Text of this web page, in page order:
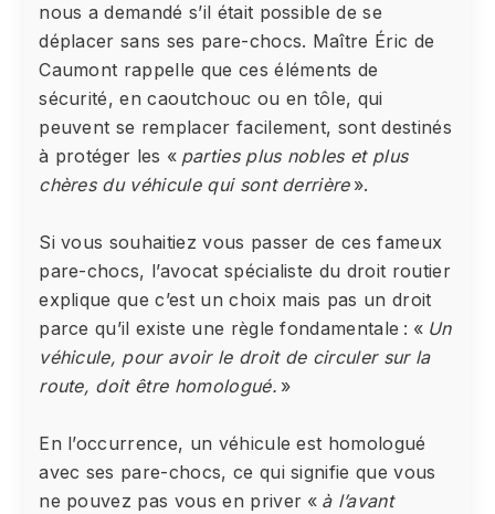
nous a demandé s’il était possible de se
déplacer sans ses pare-chocs. Maître Éric de
Caumont rappelle que ces éléments de
sécurité, en caoutchouc ou en tôle, qui
peuvent se remplacer facilement, sont destinés
à protéger les « parties plus nobles et plus
chères du véhicule qui sont derrière».
Si vous souhaitiez vous passer de ces fameux
pare-chocs, l’avocat spécialiste du droit routier
explique que c’est un choix mais pas un droit
parce qu’il existe une règle fondamentale : « Un
véhicule, pour avoir le droit de circuler sur la
route, doit être homologué. »
En l’occurrence, un véhicule est homologué
avec ses pare-chocs, ce qui signifie que vous
ne pouvez pas vous en priver « à l’avant